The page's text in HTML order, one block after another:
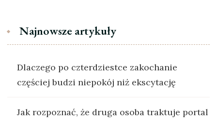
Najnowsze artykuły
Dlaczego po czterdziestce zakochanie
częściej budzi niepokój niż ekscytację
Jak rozpoznać, że druga osoba traktuje portal